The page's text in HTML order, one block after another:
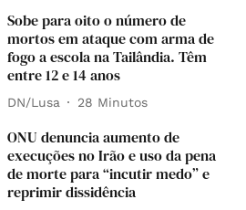
Sobe para oito o número de
mortos em ataque com arma de
fogo a escola na Tailândia. Têm
entre 12 e 14 anos
DN/Lusa 28 Minutos
ONU denuncia aumento de
execuções no Irão e uso da pena
de morte para “incutir medo” e
reprimir dissidência